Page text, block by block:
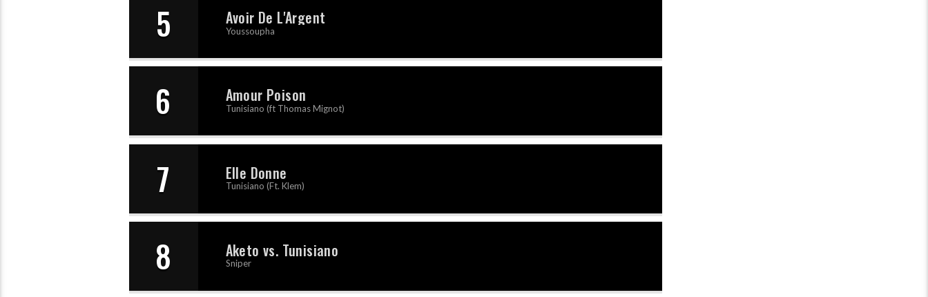
5 Avoir De L'Argent
Youssoupha
6 Amour Poison
Tunisiano (ft Thomas Mignot)
7 Elle Donne
Tunisiano (Ft. Klem)
8 Aketo vs. Tunisiano
Sniper